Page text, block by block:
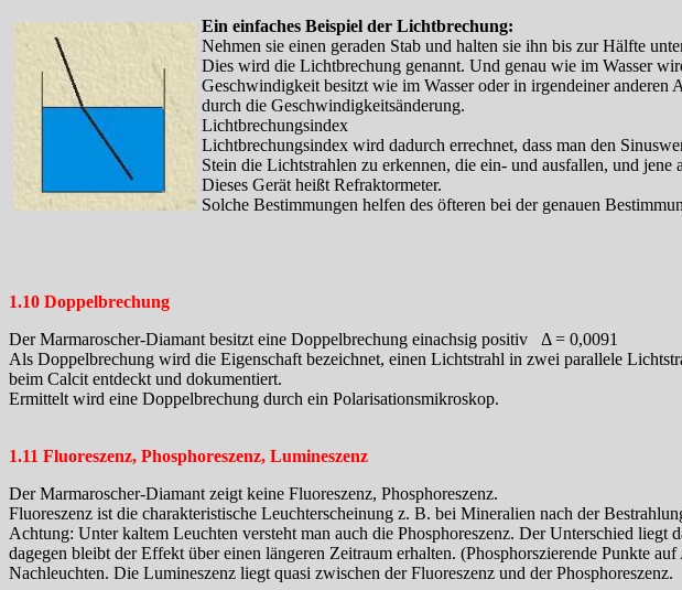
Ein einfaches Beispiel der Lichtbrechung:
Nehmen sie einen geraden Stab und halten sie ihn bis zur Hälfte
Dies wird die Lichtbrechung genannt. Und genau wie im Wasser
Geschwindigkeit besitzt wie im Wasser oder in irgendeiner
durch die Geschwindigkeitsänderung.
Lichtbrechungsindex
Lichtbrechungsindex wird dadurch errechnet, dass man den
Stein die Lichtstrahlen zu erkennen, die ein- und ausfallen, und jene
Dieses Gerät heißt Refraktormeter.
Solche Bestimmungen helfen des öfteren bei der genauen
1.10 Doppelbrechung
Der Marmaroscher-Diamant besitzt eine Doppelbrechung einachsig positiv Δ = 0,0091
Als Doppelbrechung wird die Eigenschaft bezeichnet, einen Lichtstrahl in zwei parallele
beim Calcit entdeckt und dokumentiert.
Ermittelt wird eine Doppelbrechung durch ein Polarisationsmikroskop.
1.11 Fluoreszenz, Phosphoreszenz, Lumineszenz
Der Marmaroscher-Diamant zeigt keine Fluoreszenz, Phosphoreszenz.
Fluoreszenz ist die charakteristische Leuchterscheinung z. B. bei Mineralien nach der
Achtung: Unter kaltem Leuchten versteht man auch die Phosphoreszenz. Der Unterschied liegt
dagegen bleibt der Effekt über einen längeren Zeitraum erhalten. (Phosphorszierende Punkte
Nachleuchten. Die Lumineszenz liegt quasi zwischen der Fluoreszenz und der Phosphoreszenz.